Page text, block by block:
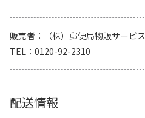
販売者
（株）郵便局物販サービス
TEL
0120-92-2310
配送情報